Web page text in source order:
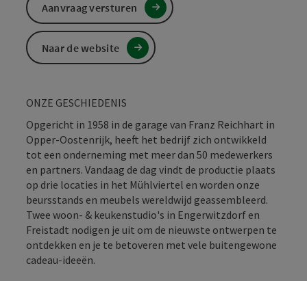
ONZE GESCHIEDENIS
Opgericht in 1958 in de garage van Franz Reichhart in
Opper-Oostenrijk, heeft het bedrijf zich ontwikkeld
tot een onderneming met meer dan 50 medewerkers
en partners. Vandaag de dag vindt de productie plaats
op drie locaties in het Mühlviertel en worden onze
beursstands en meubels wereldwijd geassembleerd.
Twee woon- & keukenstudio's in Engerwitzdorf en
Freistadt nodigen je uit om de nieuwste ontwerpen te
ontdekken en je te betoveren met vele buitengewone
cadeau-ideeën.
Aanvraag versturen
Naar de website